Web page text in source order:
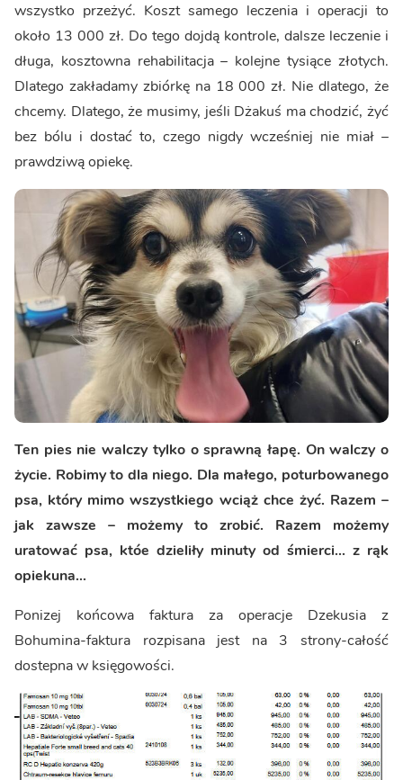
wszystko przeżyć. Koszt samego leczenia i operacji to
około 13 000 zł. Do tego dojdą kontrole, dalsze leczenie i
długa, kosztowna rehabilitacja – kolejne tysiące złotych.
Dlatego zakładamy zbiórkę na 18 000 zł. Nie dlatego, że
chcemy. Dlatego, że musimy, jeśli Dżakuś ma chodzić, żyć
bez bólu i dostać to, czego nigdy wcześniej nie miał –
prawdziwą opiekę.
Ten pies nie walczy tylko o sprawną łapę. On walczy o
życie. Robimy to dla niego. Dla małego, poturbowanego
psa, który mimo wszystkiego wciąż chce żyć. Razem –
jak zawsze – możemy to zrobić. Razem możemy
uratować psa, któe dzieliły minuty od śmierci... z rąk
opiekuna...
Ponizej końcowa faktura za operacje Dzekusia z
Bohumina-faktura rozpisana jest na 3 strony-całość
dostepna w księgowości.